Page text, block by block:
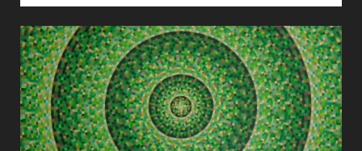
AUGUSTUS)